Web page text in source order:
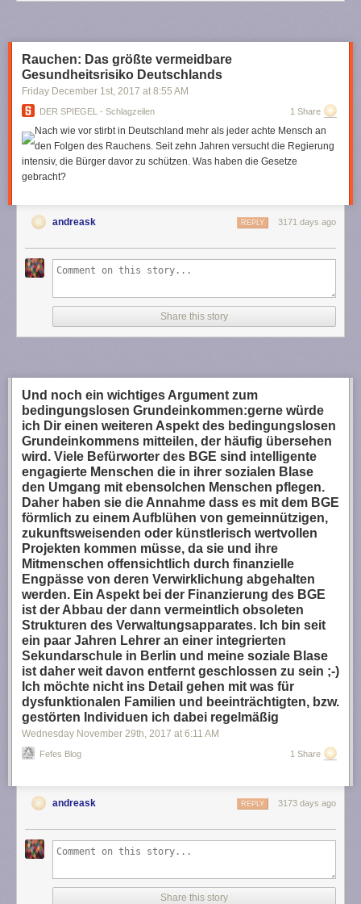
Rauchen: Das größte vermeidbare
Gesundheitsrisiko Deutschlands
Friday December 1st, 2017 at 8:55 AM
DER SPIEGEL - Schlagzeilen 1 Share
Nach wie vor stirbt in Deutschland mehr als jeder achte Mensch an
den Folgen des Rauchens. Seit zehn Jahren versucht die Regierung
intensiv, die Bürger davor zu schützen. Was haben die Gesetze
gebracht?
andreask 3171 days ago
REPLY
Share this story
Und noch ein wichtiges Argument zum
bedingungslosen Grundeinkommen:gerne würde
ich Dir einen weiteren Aspekt des bedingungslosen
Grundeinkommens mitteilen, der häufig übersehen
wird. Viele Befürworter des BGE sind intelligente
engagierte Menschen die in ihrer sozialen Blase
den Umgang mit ebensolchen Menschen pflegen.
Daher haben sie die Annahme dass es mit dem BGE
förmlich zu einem Aufblühen von gemeinnützigen,
zukunftsweisenden oder künstlerisch wertvollen
Projekten kommen müsse, da sie und ihre
Mitmenschen offensichtlich durch finanzielle
Engpässe von deren Verwirklichung abgehalten
werden. Ein Aspekt bei der Finanzierung des BGE
ist der Abbau der dann vermeintlich obsoleten
Strukturen des Verwaltungsapparates. Ich bin seit
ein paar Jahren Lehrer an einer integrierten
Sekundarschule in Berlin und meine soziale Blase
ist daher weit davon entfernt geschlossen zu sein ;-)
Ich möchte nicht ins Detail gehen mit was für
dysfunktionalen Familien und beeinträchtigten, bzw.
gestörten Individuen ich dabei regelmäßig
Wednesday November 29th, 2017 at 6:11 AM
Fefes Blog 1 Share
andreask 3173 days ago
REPLY
Share this story